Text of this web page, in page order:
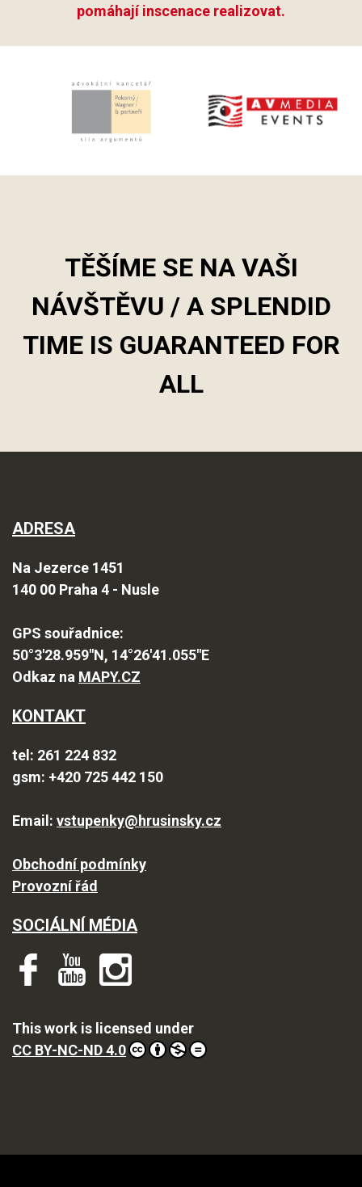
pomáhají inscenace realizovat.
TĚŠÍME SE NA VAŠI
NÁVŠTĚVU / A SPLENDID
TIME IS GUARANTEED FOR
ALL
ADRESA
Na Jezerce 1451
140 00 Praha 4 - Nusle
GPS souřadnice:
50°3'28.959"N, 14°26'41.055"E
Odkaz na MAPY.CZ
KONTAKT
tel: 261 224 832
gsm: +420 725 442 150
Email: vstupenky@hrusinsky.cz
Obchodní podmínky
Provozní řád
SOCIÁLNÍ MÉDIA
This work is licensed under
CC BY-NC-ND 4.0